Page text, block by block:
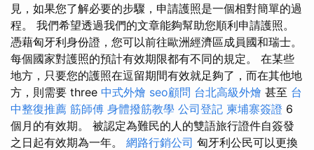
見，如果您了解必要的步驟，申請護照是一個相對簡單的過
程。 我們希望透過我們的文章能夠幫助您順利申請護照。
憑藉匈牙利身份證，您可以前往歐洲經濟區成員國和瑞士。
每個國家對護照的預計有效期限都有不同的規定。 在某些
地方，只要您的護照在逗留期間有效就足夠了，而在其他地
方，則需要 three 中式外燴 seo顧問 台北高級外燴 甚至 台
中整復推薦 筋師傅 身體撥筋教學 公司登記 柬埔寨簽證 6
個月的有效期。 被認定為難民的人的雙語旅行證件自簽發
之日起有效期為一年。 網路行銷公司 匈牙利公民可以更換